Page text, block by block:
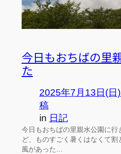
今日もおちばの里
た
2025年7月13日(日
稿
in 日記
今日もおちばの里親水公園に行
ど、ものすごく暑くはなくて割
風があった…